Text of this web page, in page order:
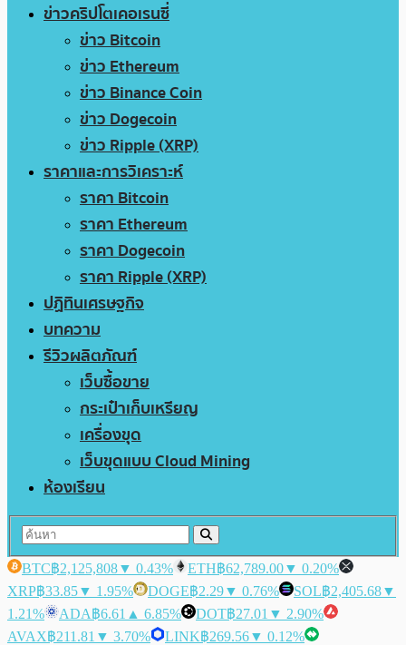
ข่าวคริปโตเคอเรนซี่
ข่าว Bitcoin
ข่าว Ethereum
ข่าว Binance Coin
ข่าว Dogecoin
ข่าว Ripple (XRP)
ราคาและการวิเคราะห์
ราคา Bitcoin
ราคา Ethereum
ราคา Dogecoin
ราคา Ripple (XRP)
ปฏิทินเศรษฐกิจ
บทความ
รีวิวผลิตภัณฑ์
เว็บซื้อขาย
กระเป๋าเก็บเหรียญ
เครื่องขุด
เว็บขุดแบบ Cloud Mining
ห้องเรียน
BTC฿2,125,808▼ 0.43% ETH฿62,789.00▼ 0.20%
XRP฿33.85▼ 1.95% DOGE฿2.29▼ 0.76% SOL฿2,405.68▼
1.21%
ADA฿6.61 ▲ 6.85% DOT฿27.01 ▼ 2.90%
AVAX฿211.81 ▼ 3.70% LINK฿269.56▼ 0.12%